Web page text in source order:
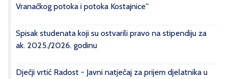
Vranačkog potoka i potoka Kostajnice''
Spisak studenata koji su ostvarili pravo na stipendiju za
ak. 2025./2026. godinu
Dječji vrtić Radost - Javni natječaj za prijem djelatnika u